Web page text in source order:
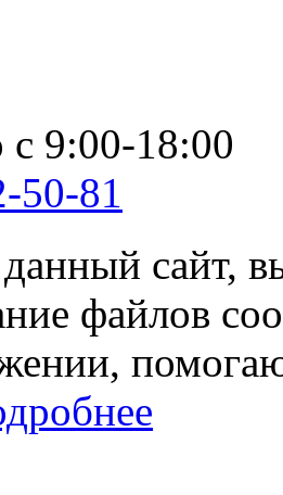
9:00-18:00
50-81
сайт,
файлов